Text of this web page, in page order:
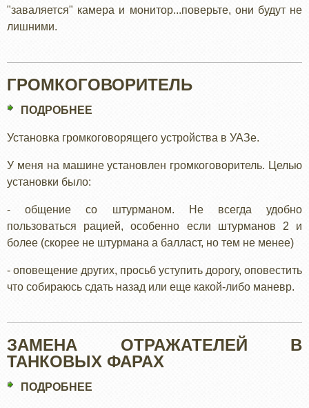
"заваляется" камера и монитор...поверьте, они будут не
лишними.
ГРОМКОГОВОРИТЕЛЬ
ПОДРОБНЕЕ
Установка громкоговорящего устройства в УАЗе.
У меня на машине установлен громкоговоритель. Целью
установки было:
- общение со штурманом. Не всегда удобно
пользоваться рацией, особенно если штурманов 2 и
более (скорее не штурмана а балласт, но тем не менее)
- оповещение других, просьб уступить дорогу, оповестить
что собираюсь сдать назад или еще какой-либо маневр.
ЗАМЕНА ОТРАЖАТЕЛЕЙ В
ТАНКОВЫХ ФАРАХ
ПОДРОБНЕЕ